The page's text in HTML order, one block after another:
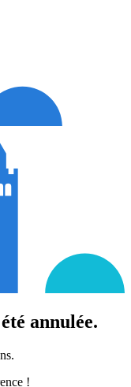
annulée.
!